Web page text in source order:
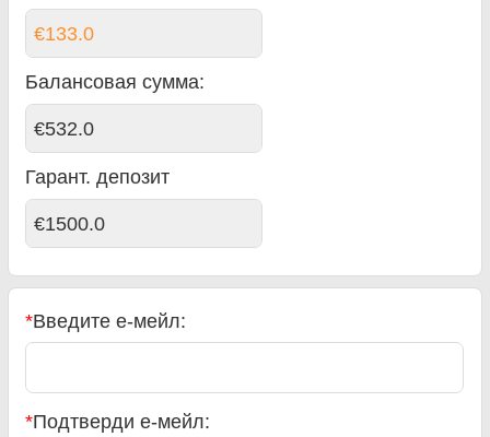
€133.0
Балансовая сумма:
€532.0
Гарант. депозит
€1500.0
*Введите е-мейл:
*Подтверди е-мейл: